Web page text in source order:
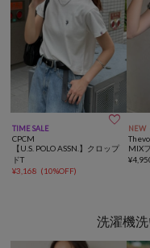
TIME SALE 
CPCM
【U.S. POLO ASSN.】クロップ
ドT
¥3,168 (10%OFF)
NEW
MIX
¥
洗濯機